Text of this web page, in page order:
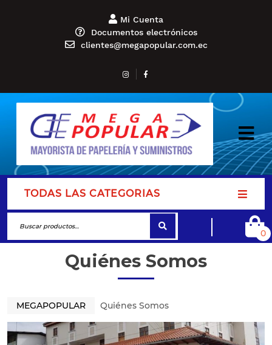
Mi Cuenta
Documentos electrónicos
clientes@megapopular.com.ec
TODAS LAS CATEGORIAS
0
Quiénes Somos
MEGAPOPULAR Quiénes Somos